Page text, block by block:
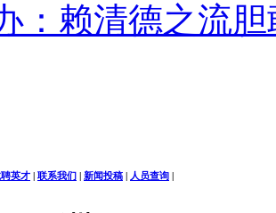
：赖清德之流
英才 联系我们 新闻投稿 人员查询